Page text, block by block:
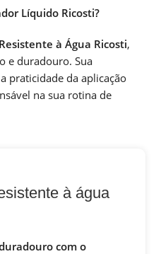
Líquido Ricosti?
à Água Ricosti,
e duradouro. Sua
praticidade da aplicação
na sua rotina de
à água
com o